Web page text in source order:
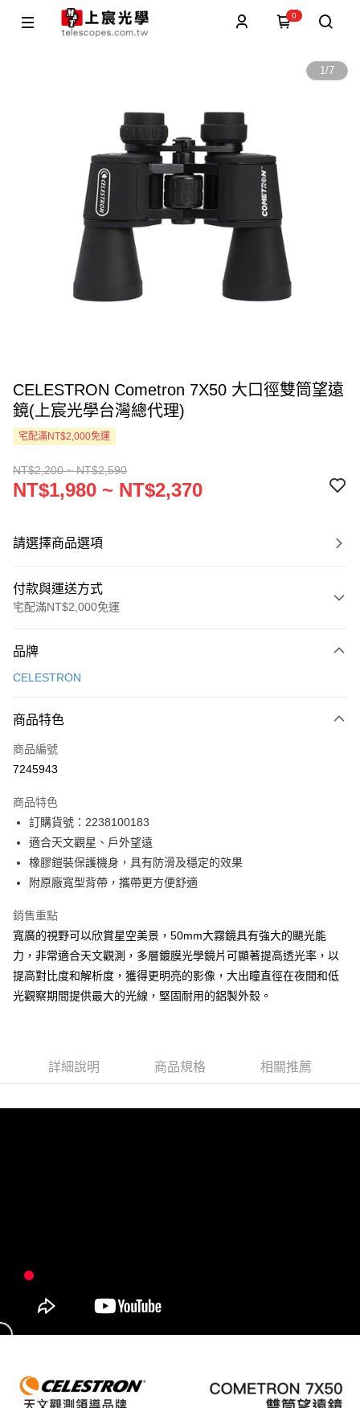
0
1/7
CELESTRON Cometron 7X50 大口徑雙筒望遠
鏡(上宸光學台灣總代理)
宅配滿NT$2,000免運
NT$2,200 ~ NT$2,590
NT$1,980 ~ NT$2,370
請選擇商品選項
付款與運送方式
宅配滿NT$2,000免運
信用卡一次付款
Apple Pay
ATM付款
郵寄到府(台灣本島適用)
每筆NT$100，滿NT$2,000(含以上)免運費
台灣離島寄送(基本運費100元+離島加收80元)
每筆NT$180，滿NT$2,000(含以上)免運費
品牌
CELESTRON
商品特色
商品編號
7245943
商品特色
訂購貨號：2238100183
適合天文觀星、戶外望遠
橡膠鎧裝保護機身，具有防滑及穩定的效果
附原廠寬型背帶，攜帶更方便舒適
銷售重點
寬廣的視野可以欣賞星空美景，50mm大霧鏡具有強大的颶光能
力，非常適合天文觀測，多層鍍膜光學鏡片可顯著提高透光率，以
提高對比度和解析度，獲得更明亮的影像，大出瞳直徑在夜間和低
光觀察期間提供最大的光線，堅固耐用的鋁製外殼。
詳細說明 商品規格 相關推薦